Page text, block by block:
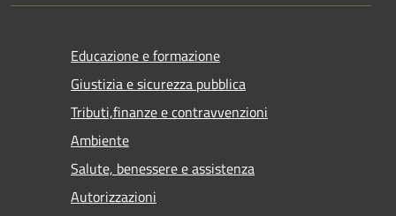
Educazione e formazione
Giustizia e sicurezza pubblica
Tributi,finanze e contravvenzioni
Ambiente
Salute, benessere e assistenza
Autorizzazioni